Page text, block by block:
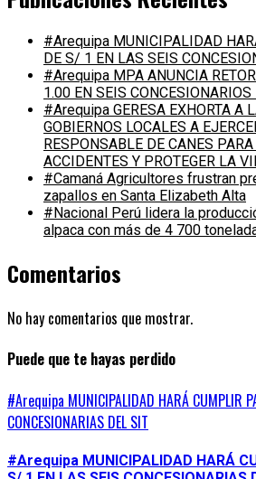
#Arequipa MUNICIPALIDAD
DE S/ 1 EN LAS SEIS
#Arequipa MPA ANUNCIA
1.00 EN SEIS
#Arequipa GERESA EXHORTA A
GOBIERNOS LOCALES A
RESPONSABLE DE CANES
ACCIDENTES Y PROTEGER LA
#Camaná Agricultores frustran
zapallos en Santa Elizabeth Alta
#Nacional Perú lidera la
alpaca con más de 4 700
Comentarios
No hay comentarios que mostrar.
Puede que te hayas perdido
#Arequipa MUNICIPALIDAD HARÁ CUMPLIR
CONCESIONARIAS DEL SIT
#Arequipa MUNICIPALIDAD HARÁ